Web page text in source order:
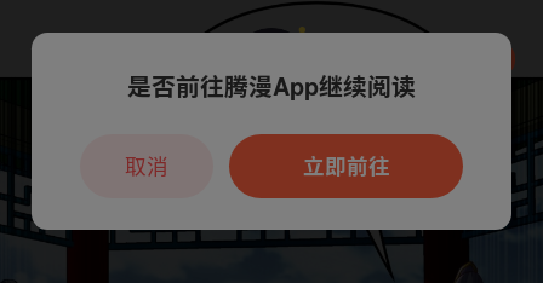
本章节仅支持App阅读，可打开App新用
户7天免费看
是否前往腾漫App继续阅读
立即前往
取消